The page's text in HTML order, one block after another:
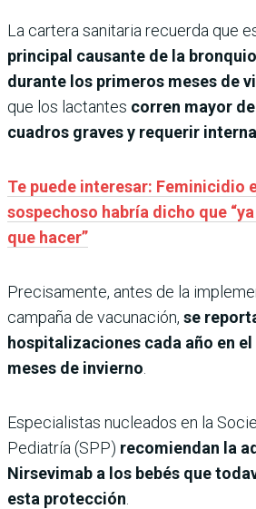
La cartera sanitaria recuerda que
principal causante de la
durante los primeros meses de
que los lactantes corren mayor
cuadros graves y requerir
Te puede interesar: Feminicidio
sospechoso habría dicho que
que hacer”
Precisamente, antes de la
campaña de vacunación, se
hospitalizaciones cada año en
meses de invierno
Especialistas nucleados en la
Pediatría (SPP) recomiendan la
Nirsevimab a los bebés que
esta protección